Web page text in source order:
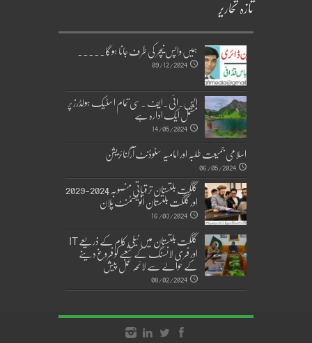
تازہ تحاریر
ہمیں واپس نیچر کی طرف جانا ہوگا۔۔۔۔۔
09/12/2024
ایس۔ائی۔ایف ۔سی تمام اسٹیک ہولڈرز پر
مشتمل ایک ادارہ ہے
14/05/2024
اسلامی جمیعت طلبہ اور امامیہ سٹوڈنٹ آرگنائزیشن
06/05/2024
گلگت بلتستان ترقیاتی منصوبہ 2024-2029 اورگلگت بلتستان انویسٹمنٹ پلان
16/03/2024
گلگت بلتستان میں ٹیلی کام کے ذریعے ITاور فری لانسنگ کے شعبے کو فروغ دینے
کے حوالے سے لائحہ عمل پیش
08/02/2024